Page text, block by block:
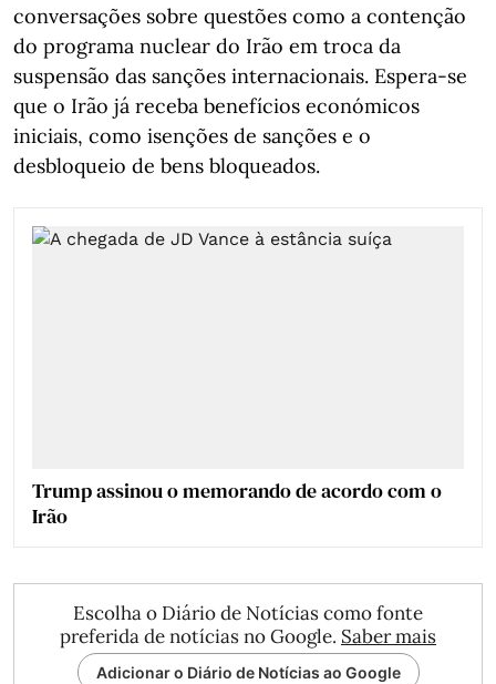
conversações sobre questões como a contenção
do programa nuclear do Irão em troca da
suspensão das sanções internacionais. Espera-se
que o Irão já receba benefícios económicos
iniciais, como isenções de sanções e o
desbloqueio de bens bloqueados.
Trump assinou o memorando de acordo com o
Irão
Escolha o Diário de Notícias como fonte
preferida de notícias no Google. Saber mais
Adicionar o Diário de Notícias ao Google